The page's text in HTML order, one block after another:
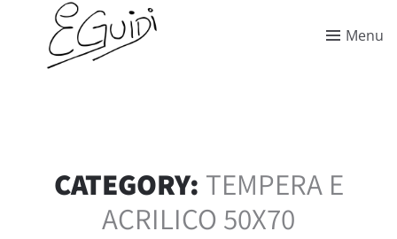
Menu
CATEGORY: TEMPERA E
ACRILICO 50X70